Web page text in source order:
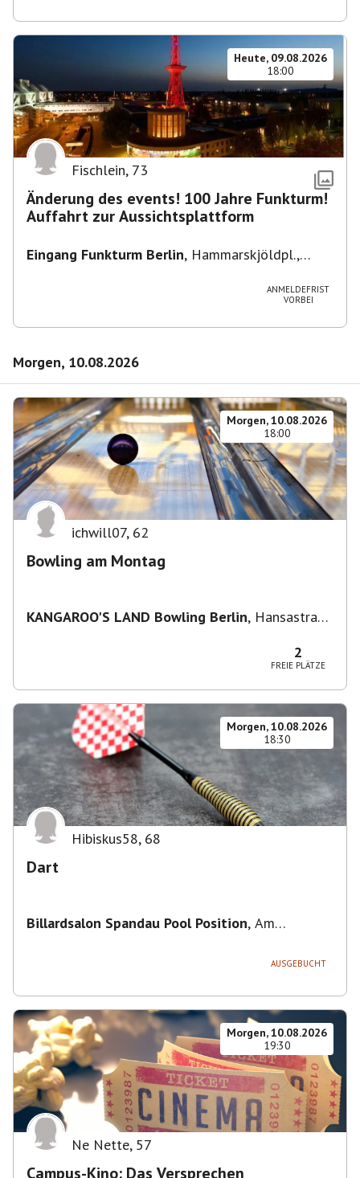
Heute, 09.08.2026
18:00
Fischlein, 73
Änderung des events! 100 Jahre Funkturm!
Auffahrt zur Aussichtsplattform
Eingang Funkturm Berlin, Hammarskjöldpl.,
ANMELDEFRIST
VORBEI
Morgen, 10.08.2026
Morgen, 10.08.2026
18:00
ichwill07, 62
Bowling am Montag
KANGAROO'S LAND Bowling Berlin, Hansastraße
2
FREIE PLÄTZE
Morgen, 10.08.2026
18:30
Hibiskus58, 68
Dart
Billardsalon Spandau Pool Position, Am
AUSGEBUCHT
Morgen, 10.08.2026
19:30
Ne Nette, 57
Campus-Kino: Das Versprechen